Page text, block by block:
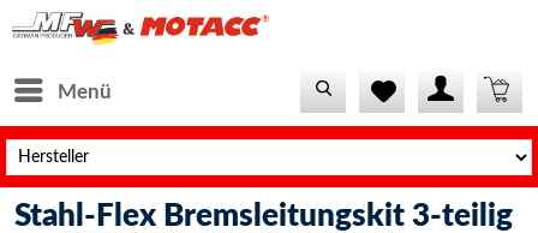
Menü
Stahl-Flex Bremsleitungskit 3-teilig